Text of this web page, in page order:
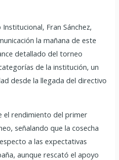
Fran Sánchez,
la mañana de este
detallado del torneo
de la institución, un
desde la llegada del directivo
el rendimiento del primer
señalando que la cosecha
a las expectativas
aunque rescató el apoyo